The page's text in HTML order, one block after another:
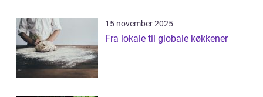
15 november 2025
Fra lokale til globale køkkener